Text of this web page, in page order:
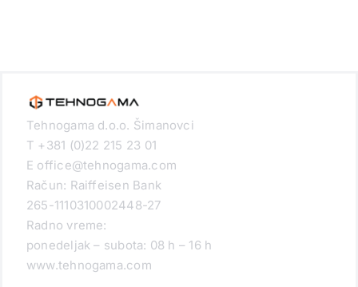
Tehnogama d.o.o. Šimanovci
T +381 (0)22 215 23 01
E office@tehnogama.com
Račun: Raiffeisen Bank
265-1110310002448-27
Radno vreme:
ponedeljak – subota: 08 h – 16 h
www.tehnogama.com